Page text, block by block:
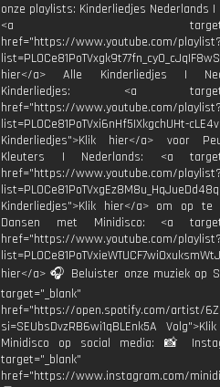
onze playlists: Kinderliedjes Nederlands |
<a
href="https://www.youtube.com/
hier</a> Alle Kinderliedjes |
Kinderliedjes: <a
href="https://www.youtube.com/
list=PL0Ce81PoTVxi6nHf5IXkgchUHt-
Kinderliedjes">Klik hier</a> voor
Kleuters | Nederlands: <a
href="https://www.youtube.com/
Kinderliedjes">Klik hier</a> om op te
Dansen met Minidisco: <a
href="https://www.youtube.com/
hier</a> 🎧 Beluister onze muziek op
target="_blank"
href="https://open.spotify.com/artist/
si=SEUbsDvzRB6wi1qBLEnk5A
Minidisco op social media: 📸
target="_blank"
href="https://www.instagram.com/